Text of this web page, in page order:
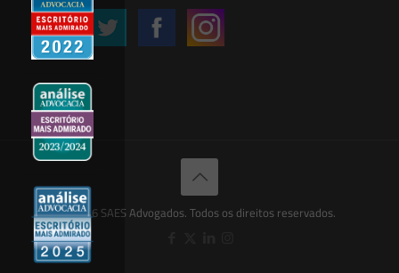
© 2026 SAES Advogados. Todos os direitos reservados.